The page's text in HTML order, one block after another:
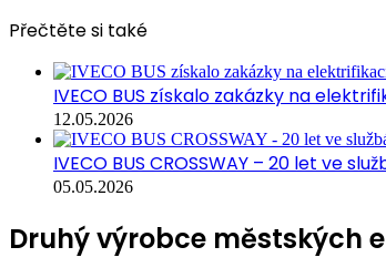
Přečtěte si také
IVECO BUS získalo zakázky na
12.05.2026
IVECO BUS CROSSWAY – 20 let ve
05.05.2026
Druhý výrobce městských